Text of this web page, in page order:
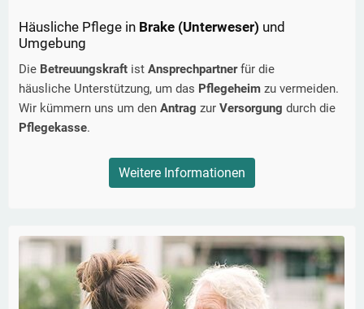
Häusliche Pflege in Brake (Unterweser) und
Umgebung
Die Betreuungskraft ist Ansprechpartnerfür die
häusliche Unterstützung, um das Pflegeheim zu vermeiden.
Wir kümmern uns um den Antrag zur Versorgung durch die
Pflegekasse.
Weitere Informationen